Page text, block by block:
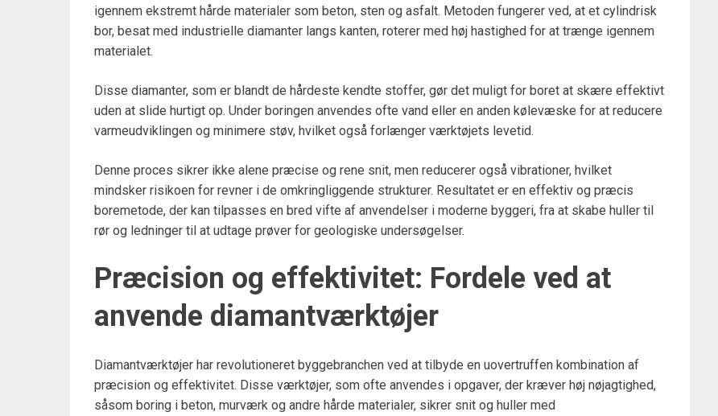
igennem ekstremt hårde materialer som beton, sten og asfalt. Metoden fungerer ved, at et cylindrisk
bor, besat med industrielle diamanter langs kanten, roterer med høj hastighed for at trænge igennem
materialet.
Disse diamanter, som er blandt de hårdeste kendte stoffer, gør det muligt for boret at skære effektivt
uden at slide hurtigt op. Under boringen anvendes ofte vand eller en anden kølevæske for at reducere
varmeudviklingen og minimere støv, hvilket også forlænger værktøjets levetid.
Denne proces sikrer ikke alene præcise og rene snit, men reducerer også vibrationer, hvilket
mindsker risikoen for revner i de omkringliggende strukturer. Resultatet er en effektiv og præcis
boremetode, der kan tilpasses en bred vifte af anvendelser i moderne byggeri, fra at skabe huller til
rør og ledninger til at udtage prøver for geologiske undersøgelser.
Præcision og effektivitet: Fordele ved at
anvende diamantværktøjer
Diamantværktøjer har revolutioneret byggebranchen ved at tilbyde en uovertruffen kombination af
præcision og effektivitet. Disse værktøjer, som ofte anvendes i opgaver, der kræver høj nøjagtighed,
såsom boring i beton, murværk og andre hårde materialer, sikrer snit og huller med